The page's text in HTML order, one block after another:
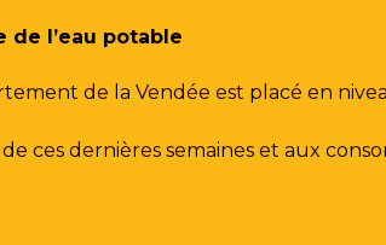
de l’eau potable
de la Vendée est placé en
ces dernières semaines et aux